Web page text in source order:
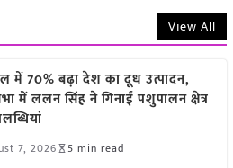
View All
में 70% बढ़ा देश का दूध उत्पादन,
में ललन सिंह ने गिनाईं पशुपालन क्षेत्र
7, 2026 5 min read